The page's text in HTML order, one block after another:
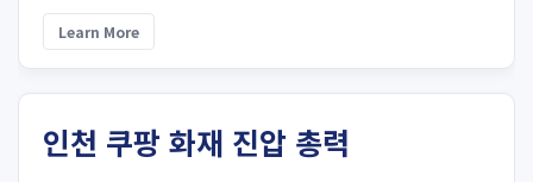
Learn More
인천 쿠팡 화재 진압 총력